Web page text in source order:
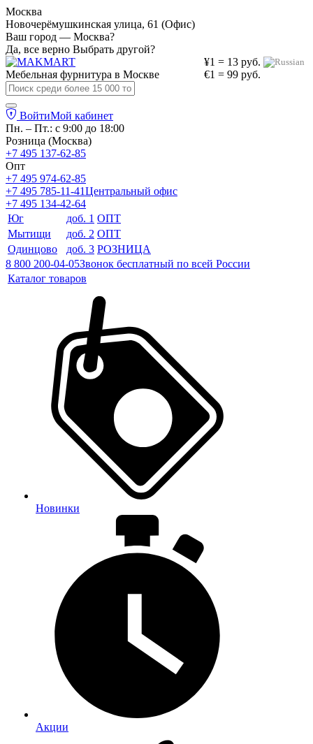
Москва
Новочерёмушкинская улица, 61 (Офис)
Ваш город — Москва?
Да, все верно Выбрать другой?
¥1 = 13 руб.
€1 = 99 руб.
Мебельная фурнитура в Москве
ВойтиМой кабинет
Пн. – Пт.: с 9:00 до 18:00
Розница (Москва)
+7 495 137-62-85
Опт
+7 495 974-62-85
+7 495 785-11-41Центральный офис
+7 495 134-42-64
Юг
доб. 1 ОПТ
Мытищи
доб. 2 ОПТ
Одинцово
доб. 3 РОЗНИЦА
8 800 200-04-05Звонок бесплатный по всей России
Каталог товаров
Новинки
Акции